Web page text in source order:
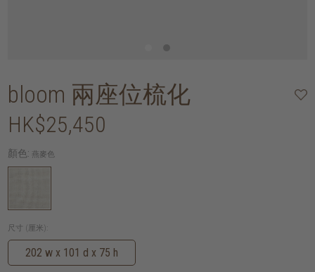
bloom 兩座位梳化
HK$25,450
顏色: 燕麥色
尺寸 (厘米):
202 w x 101 d x 75 h